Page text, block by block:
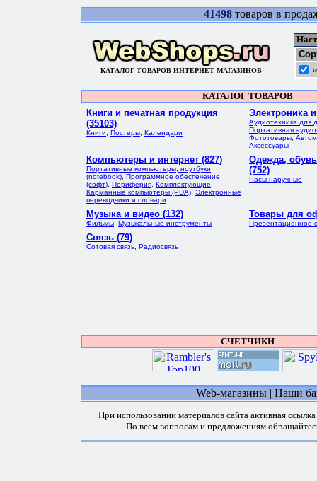
41498 товаров в
КАТАЛОГ ТОВАРОВ ИНТЕРНЕТ-МАГАЗИНОВ
КАТАЛОГ ТОВАРОВ
Книги и печатная продукция
(35103)
Книги Постеры Календари
Электроника
Аудиотехника для
Портативная
Фототовары
Аксессуары
Компьютеры и интернет (827)
Портативные компьютеры, ноутбуки
(notebook) Программное обеспечение
(софт) Периферия Комплектующие
Карманные компьютеры (PDA) Электронные
переводчики и словари
Одежда,
(752)
Часы наручные
Музыка и видео (132)
Фильмы Музыкальные инструменты
Товары для
Презентационное
Связь (79)
Сотовая связь Радиосвязь
СЧЕТЧИКИ
Web-магазины | Наши
При использовании материалов сайта активная
По всем вопросам и предложениям